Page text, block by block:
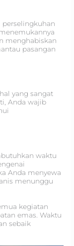
menghabiskan
pasangan
yang sangat
Anda wajib
waktu
Anda menyewa
menunggu
kegiatan
emas. Waktu
sebaik